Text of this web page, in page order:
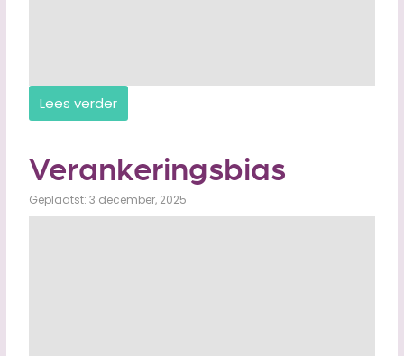
Lees verder
Verankeringsbias
Geplaatst: 3 december, 2025